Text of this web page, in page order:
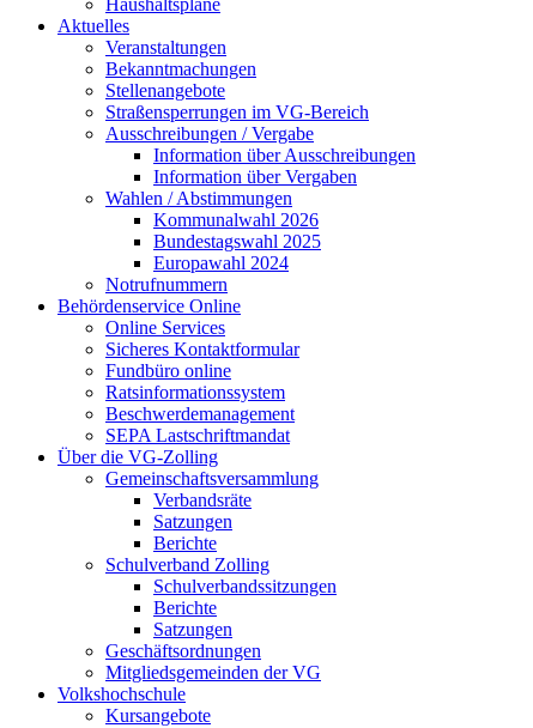
Haushaltspläne
Aktuelles
Veranstaltungen
Bekanntmachungen
Stellenangebote
Straßensperrungen im VG-Bereich
Ausschreibungen / Vergabe
Information über Ausschreibungen
Information über Vergaben
Wahlen / Abstimmungen
Kommunalwahl 2026
Bundestagswahl 2025
Europawahl 2024
Notrufnummern
Behördenservice Online
Online Services
Sicheres Kontaktformular
Fundbüro online
Ratsinformationssystem
Beschwerdemanagement
SEPA Lastschriftmandat
Über die VG-Zolling
Gemeinschaftsversammlung
Verbandsräte
Satzungen
Berichte
Schulverband Zolling
Schulverbandssitzungen
Berichte
Satzungen
Geschäftsordnungen
Mitgliedsgemeinden der VG
Volkshochschule
Kursangebote